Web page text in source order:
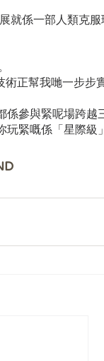
就係一部人類克
正幫我哋一步步
參與緊呢場跨越
玩緊嘅係「星際級